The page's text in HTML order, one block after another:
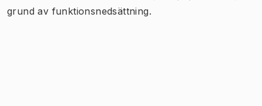
grund av funktionsnedsättning.